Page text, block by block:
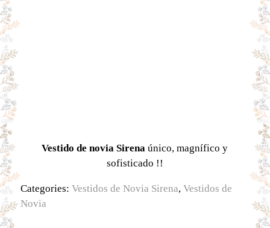
Vestido de novia Sirena único, magnífico y
sofisticado !!
Categories: Vestidos de Novia Sirena, Vestidos de
Novia